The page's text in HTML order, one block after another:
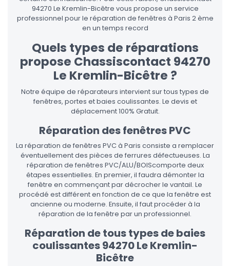
94270 Le Kremlin-Bicêtre vous propose un service
professionnel pour le réparation de fenêtres à Paris 2 ème
en un temps record
Quels types de réparations
propose Chassiscontact 94270
Le Kremlin-Bicêtre ?
Notre équipe de réparateurs intervient sur tous types de
fenêtres, portes et baies coulissantes. Le devis et
déplacement 100% Gratuit.
Réparation des fenêtres PVC
La réparation de fenêtres PVC à Paris consiste a remplacer
éventuellement des pièces de ferrures défectueuses. La
réparation de fenêtres PVC/ALU/BOIScomporte deux
étapes essentielles. En premier, il faudra démonter la
fenêtre en commençant par décrocher le vantail. Le
procédé est différent en fonction de ce que la fenêtre est
ancienne ou moderne. Ensuite, il faut procéder à la
réparation de la fenêtre par un professionnel.
Réparation de tous types de baies
coulissantes 94270 Le Kremlin-
Bicêtre